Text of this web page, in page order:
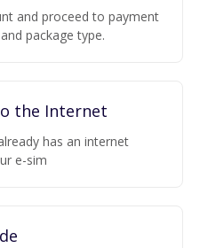
and proceed to payment
package type.
the Internet
has an internet
e-sim